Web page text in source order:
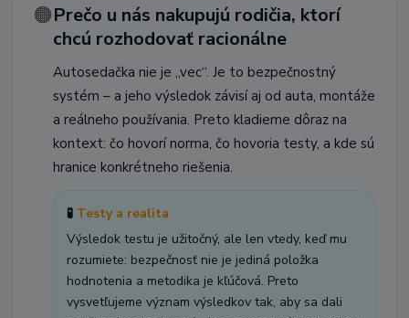
🟠Prečo u nás nakupujú rodičia, ktorí
chcú rozhodovať racionálne
Autosedačka nie je „vec“. Je to bezpečnostný
systém – a jeho výsledok závisí aj od auta, montáže
a reálneho používania. Preto kladieme dôraz na
kontext: čo hovorí norma, čo hovoria testy, a kde sú
hranice konkrétneho riešenia.
🧪 Testy a realita
Výsledok testu je užitočný, ale len vtedy, keď mu
rozumiete: bezpečnosť nie je jediná položka
hodnotenia a metodika je kľúčová. Preto
vysvetľujeme význam výsledkov tak, aby sa dali